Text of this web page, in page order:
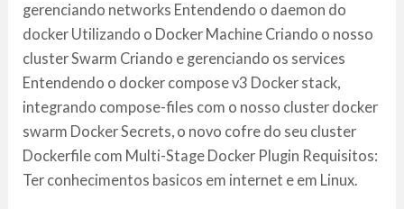
gerenciando networks Entendendo o daemon do
docker Utilizando o Docker Machine Criando o nosso
cluster Swarm Criando e gerenciando os services
Entendendo o docker compose v3 Docker stack,
integrando compose-files com o nosso cluster docker
swarm Docker Secrets, o novo cofre do seu cluster
Dockerfile com Multi-Stage Docker Plugin Requisitos:
Ter conhecimentos basicos em internet e em Linux.